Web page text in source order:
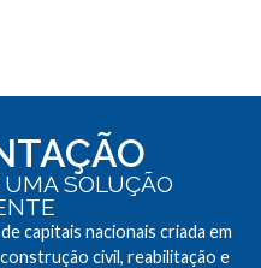
SOLUÇÃO
capitais nacionais criada em
civil, reabilitação e